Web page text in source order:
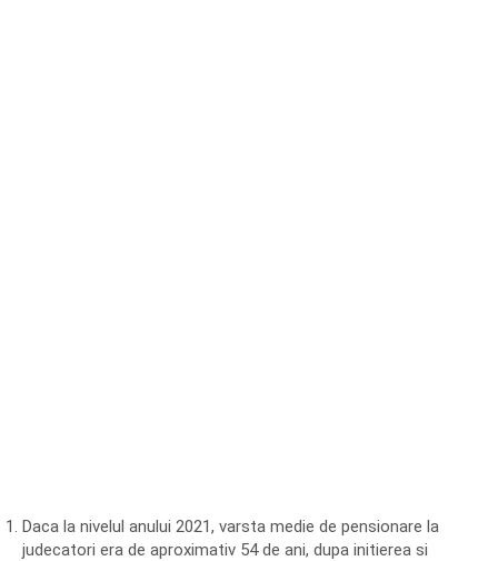
Daca la nivelul anului 2021, varsta medie de pensionare la
judecatori era de aproximativ 54 de ani, dupa initierea si